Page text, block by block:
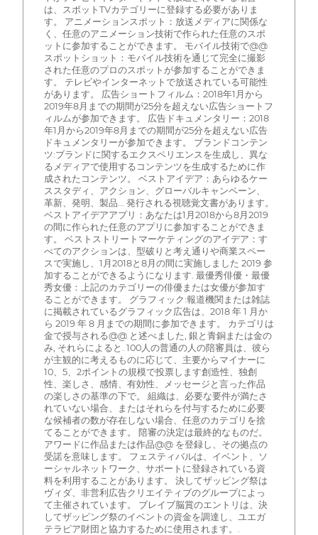
は、スポットTVカテゴリーに登録する必要がありま
す。 アニメーションスポット：放送メディアに関係な
く、任意のアニメーション技術で作られた任意のスポ
ットに参加することができます。 モバイル技術で@@
スポットショット：モバイル技術を通じて完全に撮影
された任意のプロのスポットが参加することができま
す。 テレビやインターネットで放送されている可能性
があります。 広告ショートフィルム：2018年1月から
2019年8月までの期間が25分を超えない広告ショートフ
ィルムが参加できます。 広告ドキュメンタリー：2018
年1月から2019年8月までの期間が25分を超えない広告
ドキュメンタリーが参加できます。 ブランドコンテン
ツ:ブランドに関するエクスペリエンスを生成し、異な
るメディアで使用するコンテンツを生成するために作
成されたコンテンツ。 ベストアイデア：あらゆるケー
ススタディ、アクション、グローバルキャンペーン、
革新、発明、製品... 発行される視聴覚文書があります。
ベストアイデアアプリ：あなたは1月2018から8月2019
の間に作られた任意のアプリに参加することができま
す。 ベストストリートマーケティングのアイデア：す
べてのアクションは、型破りと考え通りや商業スペー
スで実施し、1月2018と8月の間に実施しました 2019 参
加することができるようになります. 最優秀俳優・最優
秀女優：上記のカテゴリーの俳優または女優が参加す
ることができます。 グラフィック:報道機関または雑誌
に掲載されているグラフィック広告は、2018 年 1 月か
ら 2019 年 8 月までの期間に参加できます。 カテゴリは
金で授与される@@ と述べました, 銀と青銅または金の
み, それらによると. 100人の普通の人の陪審員は、彼ら
が主観的に考えるものに応じて、主要からマイナーに
10、5、2ポイントの規模で投票します創造性、独創
性、楽しさ、感情、有効性、メッセージと言った作品
の楽しさの基準の下で。 組織は、必要な要件が満たさ
れていない場合、またはそれらを付与するために必要
な候補者の数が存在しない場合、任意のカテゴリを捨
てることができます。 陪審の決定は最終的なものだ。
アワードに作品または作品@@ を登録し、その拠点の
受諾を意味します。 フェスティバルは、イベント、ソ
ーシャルネットワーク、サポートに登録されている資
料を利用することがあります。 決してザッピング祭は
ヴィダ、非営利広告クリエイティブのグループによっ
て主催されています。 ブレイブ脳賞のエントリは、決
してザッピング祭のイベントの資金を調達し、ユエガ
テラピア財団と協力するために使用されます。.